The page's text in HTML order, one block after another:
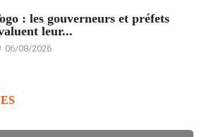
: les gouverneurs et préfets
leur...
06/08/2026